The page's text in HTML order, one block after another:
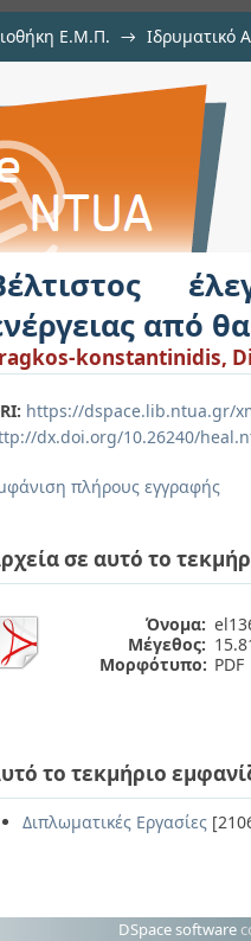
Ε.Μ.Π. → Ιδρυματικό
στην
από
konstantinidis,
https://dspace.lib.ntua.gr/
dx.doi.org/10.26240/
πλήρους εγγραφής
σε αυτό το
Όνομα:
Μέγεθος:
Μορφότυπο: PDF
το τεκμήριο
Διπλωματικές Εργασίες
DSpace software